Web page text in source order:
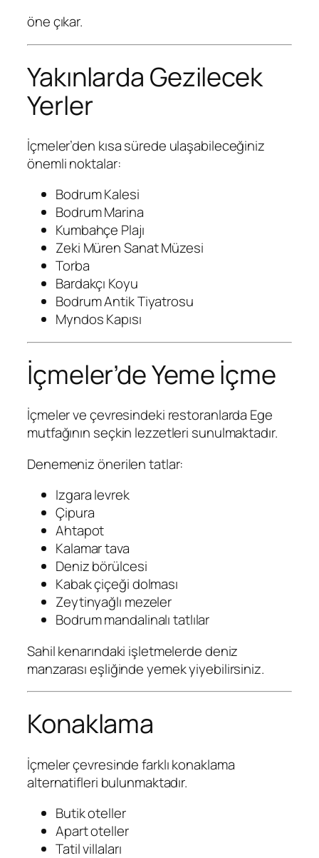
öne çıkar.
Yakınlarda Gezilecek
Yerler
İçmeler’den kısa sürede ulaşabileceğiniz
önemli noktalar:
Bodrum Kalesi
Bodrum Marina
Kumbahçe Plajı
Zeki Müren Sanat Müzesi
Torba
Bardakçı Koyu
Bodrum Antik Tiyatrosu
Myndos Kapısı
İçmeler’de Yeme İçme
İçmeler ve çevresindeki restoranlarda Ege
mutfağının seçkin lezzetleri sunulmaktadır.
Denemeniz önerilen tatlar:
Izgara levrek
Çipura
Ahtapot
Kalamar tava
Deniz börülcesi
Kabak çiçeği dolması
Zeytinyağlı mezeler
Bodrum mandalinalı tatlılar
Sahil kenarındaki işletmelerde deniz
manzarası eşliğinde yemek yiyebilirsiniz.
Konaklama
İçmeler çevresinde farklı konaklama
alternatifleri bulunmaktadır.
Butik oteller
Apart oteller
Tatil villaları